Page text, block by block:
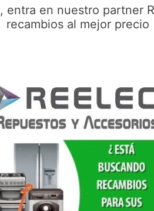
entra en nuestro partner
recambios al mejor precio